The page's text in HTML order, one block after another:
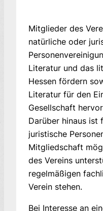
Mitglieder des
natürliche oder
Literatur und das
Hessen fördern
Literatur für den
Gesellschaft
Darüber hinaus ist
juristische
Mitgliedschaft
des Vereins
regelmäßigen
Verein stehen.
Bei Interesse an